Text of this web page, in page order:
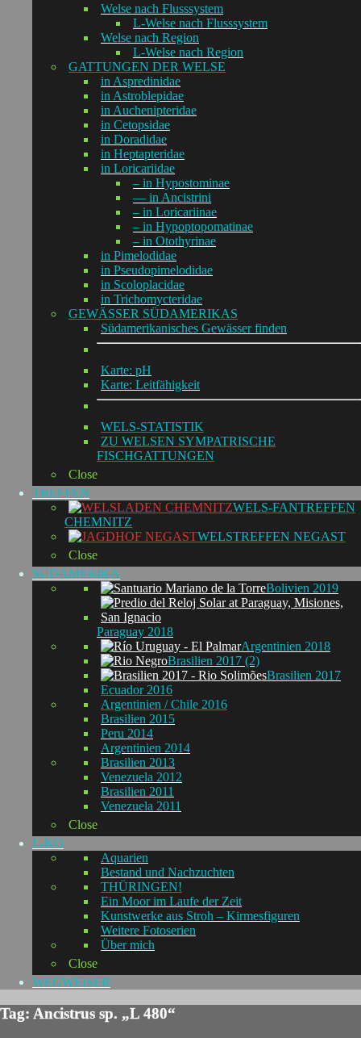
Welse nach Flusssystem
L-Welse nach Flusssystem
Welse nach Region
L-Welse nach Region
GATTUNGEN DER WELSE
in Aspredinidae
in Astroblepidae
in Auchenipteridae
in Cetopsidae
in Doradidae
in Heptapteridae
in Loricariidae
– in Hypostominae
— in Ancistrini
– in Loricariinae
– in Hypoptopomatinae
– in Otothyrinae
in Pimelodidae
in Pseudopimelodidae
in Scoloplacidae
in Trichomycteridae
GEWÄSSER SÜDAMERIKAS
Südamerikanisches Gewässer finden
Karte: pH
Karte: Leitfähigkeit
WELS-STATISTIK
ZU WELSEN SYMPATRISCHE
FISCHGATTUNGEN
Close
TREFFEN
WELS-FANTREFFEN
CHEMNITZ
WELSTREFFEN NEGAST
Close
SÜDAMERIKA
Bolivien 2019
Paraguay 2018
Argentinien 2018
Brasilien 2017 (2)
Brasilien 2017
Ecuador 2016
Argentinien / Chile 2016
Brasilien 2015
Peru 2014
Argentinien 2014
Brasilien 2013
Venezuela 2012
Brasilien 2011
Venezuela 2011
Close
L-KO
Aquarien
Bestand und Nachzuchten
THÜRINGEN!
Ein Moor im Laufe der Zeit
Kunstwerke aus Stroh – Kirmesfiguren
Weitere Fotoserien
Über mich
Close
WEGWEISER
Tag: Ancistrus sp. „L 480“